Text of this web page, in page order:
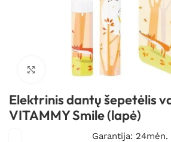
Spustelėkite, kad padidintumėte
Elektrinis dantų šepetėlis
VITAMMY Smile (lapė)
Garantija: 24mėn.